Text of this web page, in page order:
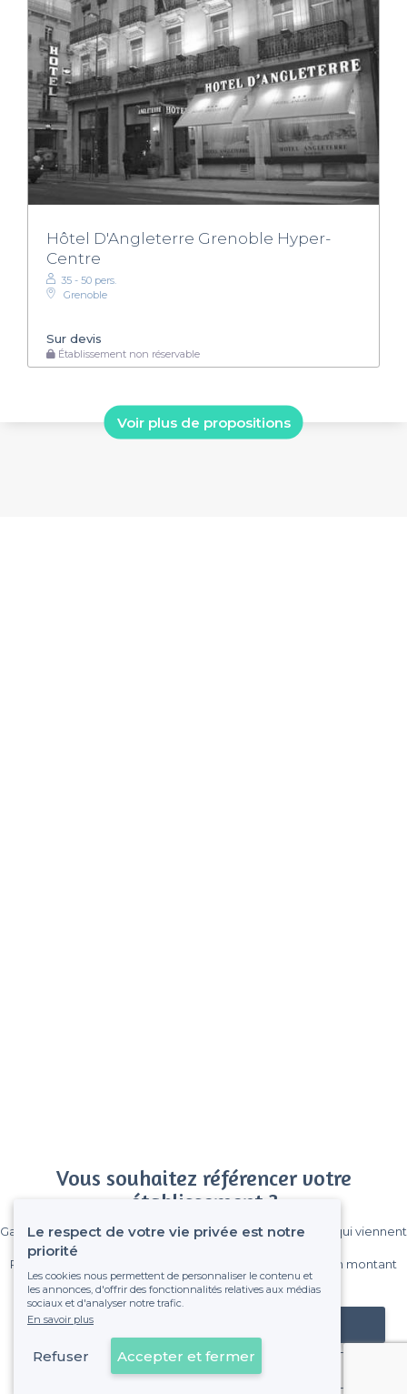
Hôtel D'Angleterre Grenoble Hyper-
Centre
35 - 50 pers.
Grenoble
Sur devis
Établissement non réservable
Voir plus de propositions
Vous souhaitez référencer votre
établissement ?
Gagnez de nombreux clients parmi le million de visiteurs qui viennent
Pas de commissions et sans engagement, vous payez un montant
fixe sans risque de voir déraper la facture.
Référencer mon établissement
Déjà client
Le respect de votre vie privée est notre
priorité
Les cookies nous permettent de personnaliser le contenu et
les annonces, d'offrir des fonctionnalités relatives aux médias
sociaux et d'analyser notre trafic.
En savoir plus
Refuser Accepter et fermer